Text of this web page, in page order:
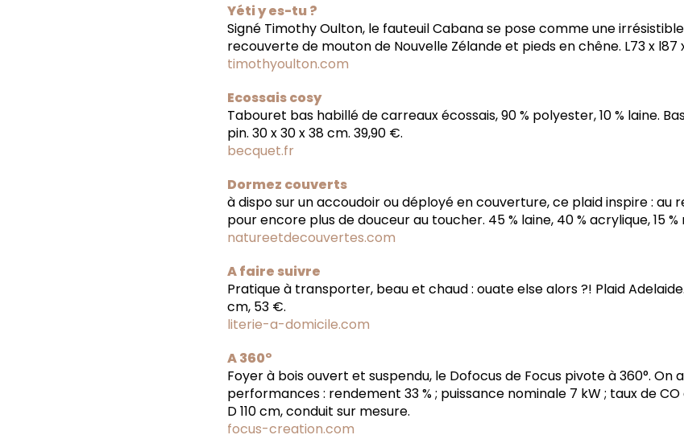
Yéti y es-tu ?
Signé Timothy Oulton, le fauteuil Cabana se pose comme une
recouverte de mouton de Nouvelle Zélande et pieds en chêne. L73 x l87
timothyoulton.com
Ecossais cosy
Tabouret bas habillé de carreaux écossais, 90 % polyester, 10 % laine.
pin. 30 x 30 x 38 cm. 39,90 €.
becquet.fr
Dormez couverts
à dispo sur un accoudoir ou déployé en couverture, ce plaid inspire : au
pour encore plus de douceur au toucher. 45 % laine, 40 % acrylique, 15 %
natureetdecouvertes.com
A faire suivre
Pratique à transporter, beau et chaud : ouate else alors ?! Plaid Adelaide.
cm, 53 €.
literie-a-domicile.com
A 360°
Foyer à bois ouvert et suspendu, le Dofocus de Focus pivote à 360°. On
performances : rendement 33 % ; puissance nominale 7 kW ; taux de CO à
D 110 cm, conduit sur mesure.
focus-creation.com